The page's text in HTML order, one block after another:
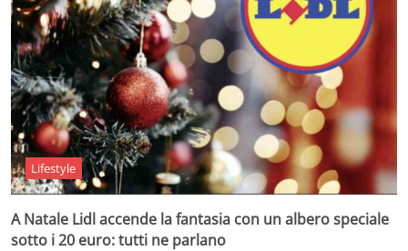
Lifestyle
A Natale Lidl accende la fantasia con un albero speciale
sotto i 20 euro: tutti ne parlano